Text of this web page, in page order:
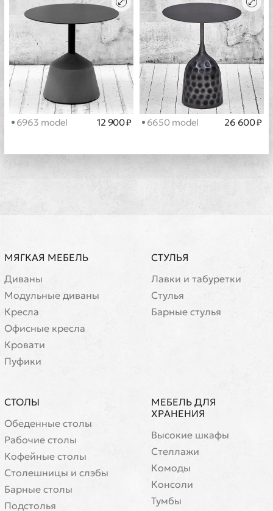
6963 model 12 900 ₽ 6650 model 26 600 ₽
МЯГКАЯ МЕБЕЛЬ
Диваны
Модульные диваны
Кресла
Офисные кресла
Кровати
Пуфики
СТУЛЬЯ
Лавки и табуретки
Стулья
Барные стулья
СТОЛЫ
Обеденные столы
Рабочие столы
Кофейные столы
Cтолешницы и слэбы
Барные столы
Подстолья
МЕБЕЛЬ ДЛЯ
ХРАНЕНИЯ
Высокие шкафы
Стеллажи
Комоды
Консоли
Тумбы